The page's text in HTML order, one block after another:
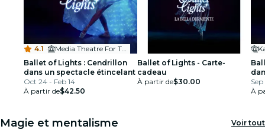
4.1 ·
Media Theatre For The Performing Arts
Ballet of Lights : Cendrillon
dans un spectacle étincelant
Oct 24 - Feb 14
À partir de$42.50
Ballet of Lights - Carte-
cadeau
À partir de$30.00
À
Magie et mentalisme Voir tout